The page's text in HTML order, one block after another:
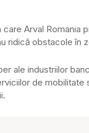
Arval Romania
ridică obstacole în
ale industriilor
de mobilitate